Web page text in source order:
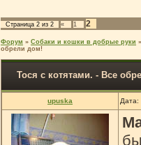
Страница 2 из 2 « 1 2
Форум » Собаки и кошки в добрые руки »
обрели дом!
Тося с котятами. - Все
upuska